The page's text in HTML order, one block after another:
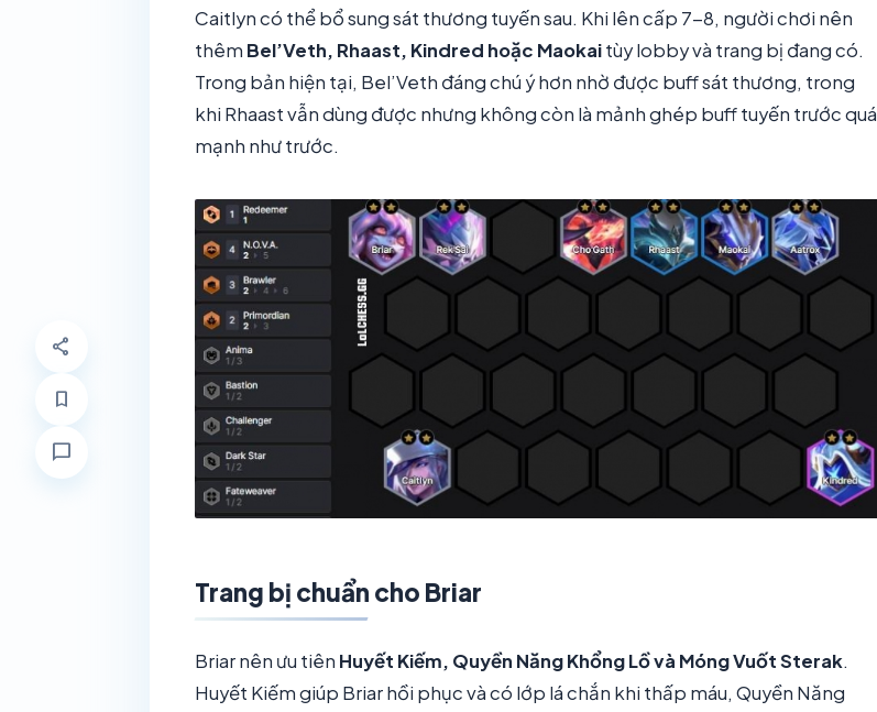
share
bookmark
chat_bubble
Caitlyn có thể bổ sung sát thương tuyến sau. Khi lên cấp 7-8, người chơi nên
thêm Bel’Veth, Rhaast, Kindred hoặc Maokaitùy lobby và trang bị đang có.
Trong bản hiện tại, Bel’Veth đáng chú ý hơn nhờ được buff sát thương, trong
khi Rhaast vẫn dùng được nhưng không còn là mảnh ghép buff tuyến trước quá
mạnh như trước.
Trang bị chuẩn cho Briar
Briar nên ưu tiên Huyết Kiếm, Quyền Năng Khổng Lồ và Móng Vuốt Sterak.
Huyết Kiếm giúp Briar hồi phục và có lớp lá chắn khi thấp máu, Quyền Năng